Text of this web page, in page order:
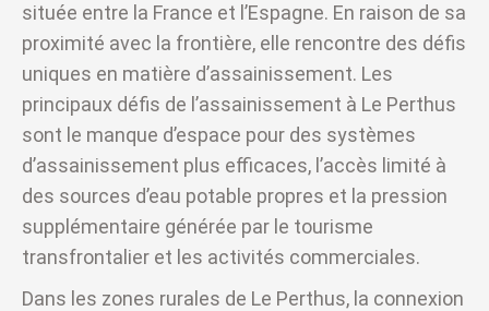
située entre la France et l’Espagne. En raison de sa
proximité avec la frontière, elle rencontre des défis
uniques en matière d’assainissement. Les
principaux défis de l’assainissement à Le Perthus
sont le manque d’espace pour des systèmes
d’assainissement plus efficaces, l’accès limité à
des sources d’eau potable propres et la pression
supplémentaire générée par le tourisme
transfrontalier et les activités commerciales.
Dans les zones rurales de Le Perthus, la connexion